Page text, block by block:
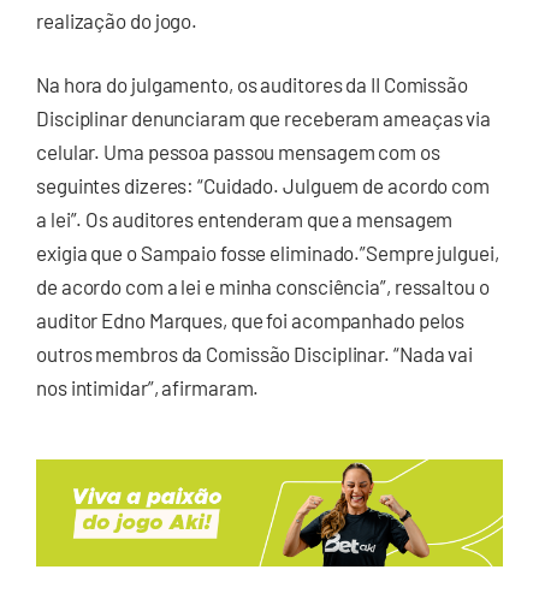
realização do jogo.
Na hora do julgamento, os auditores da II Comissão
Disciplinar denunciaram que receberam ameaças via
celular. Uma pessoa passou mensagem com os
seguintes dizeres: “Cuidado. Julguem de acordo com
a lei”. Os auditores entenderam que a mensagem
exigia que o Sampaio fosse eliminado.”Sempre julguei,
de acordo com a lei e minha consciência”, ressaltou o
auditor Edno Marques, que foi acompanhado pelos
outros membros da Comissão Disciplinar. “Nada vai
nos intimidar”, afirmaram.